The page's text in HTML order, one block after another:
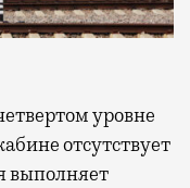
отсутствует
выполняет